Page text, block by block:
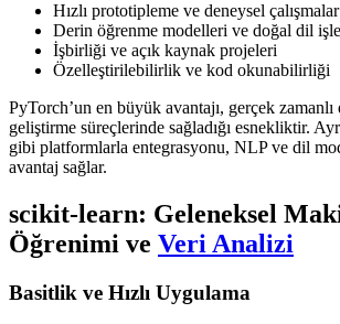
Hızlı prototipleme ve deneysel çalışmalar
Derin öğrenme modelleri ve doğal dil
İşbirliği ve açık kaynak projeleri
Özelleştirilebilirlik ve kod okunabilirliği
PyTorch’un en büyük avantajı, gerçek
geliştirme süreçlerinde sağladığı esnekliktir.
gibi platformlarla entegrasyonu, NLP ve dil
avantaj sağlar.
scikit-learn: Geleneksel
Öğrenimi ve Veri Analizi
Basitlik ve Hızlı Uygulama